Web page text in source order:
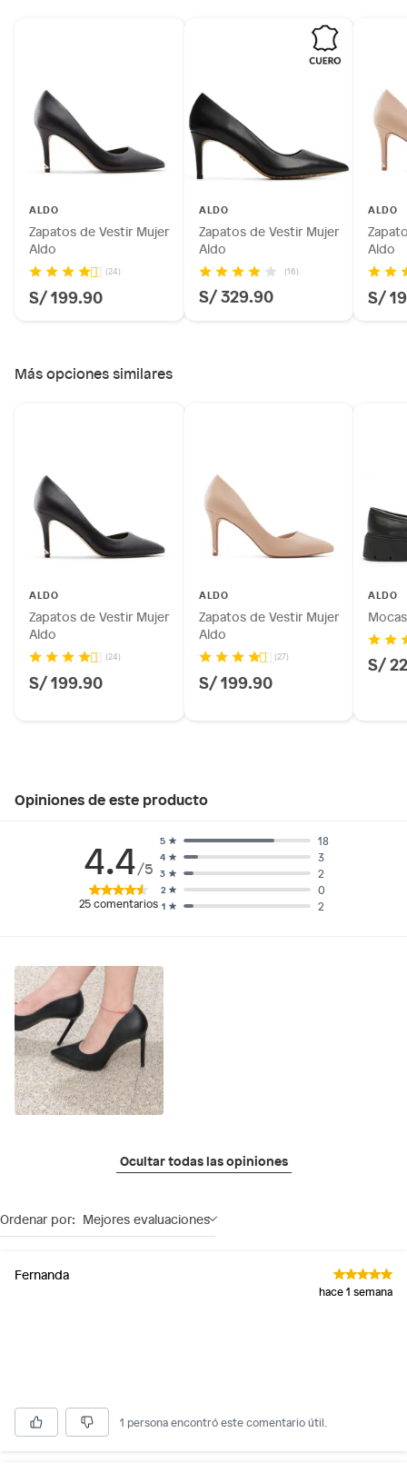
Alimentos, bebidas, fórmulas y leches para bebés.
Plantas.
Productos que hayan sido previamente instalados.
Baterías de auto.
Motocicletas y bicicletas motorizadas.
ALDO
Zapatos de Vestir Mujer
Aldo
(24)
S/ 199.90
ALDO
Zapatos de Vestir Mujer
Aldo
(16)
S/ 329.90
ALDO
Aldo
S/
Más opciones similares
ALDO
Zapatos de Vestir Mujer
Aldo
(24)
S/ 199.90
ALDO
Zapatos de Vestir Mujer
Aldo
(27)
S/ 199.90
ALDO
S/
Opiniones de este producto
4.4/5
25 comentarios 1 2
2 0
3 2
4 3
5 18
Ocultar todas las opiniones
Ordenar por: Mejores evaluaciones
Fernanda
hace 1 semana
1 persona encontró este comentario útil.